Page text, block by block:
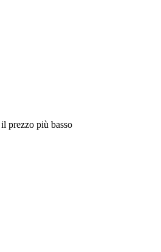
prezzo più basso